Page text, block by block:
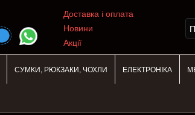
Доставка і оплата
Новини
Акції
СУМКИ, РЮКЗАКИ, ЧОХЛИ ЕЛЕКТРОНІКА